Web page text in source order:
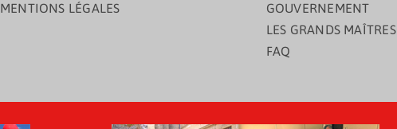
MENTIONS LÉGALES
GOUVERNEMENT
LES GRANDS MAÎTRES
FAQ